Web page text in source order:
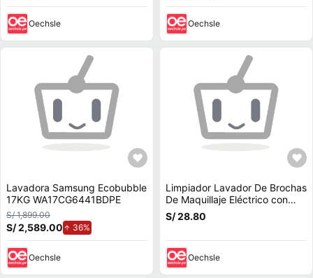
Oechsle Oechsle
Lavadora Samsung Ecobubble
17KG WA17CG6441BDPE
S/ 1,899.00
S/ 2,589.00 36%
Oechsle
Limpiador Lavador De Brochas
De Maquillaje Eléctrico con
Vibración Ultrasónica
S/ 28.80
Oechsle